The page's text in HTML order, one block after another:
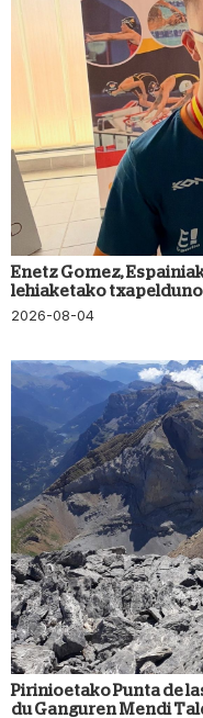
Enetz Gomez,
lehiaketako
2026-08-04
Pirinioetako Punta de
du Ganguren Mendi